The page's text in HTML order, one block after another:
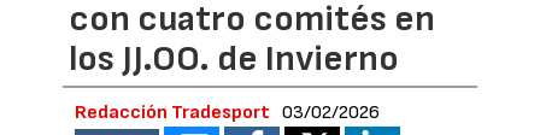
con cuatro comités en
los JJ.OO. de Invierno
Redacción Tradesport 03/02/2026